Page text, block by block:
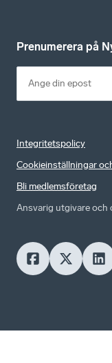
Prenumerera på
Integritetspolicy
Cookieinställningar
Bli medlemsföretag
Ansvarig utgivare och